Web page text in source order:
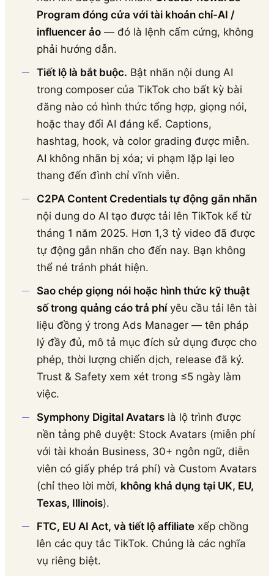
Program đóng cửa với tài khoản chỉ-AI /
influencer ảo — đó là lệnh cấm cứng, không
phải hướng dẫn.
Tiết lộ là bắt buộc. Bật nhãn nội dung AI
trong composer của TikTok cho bất kỳ bài
đăng nào có hình thức tổng hợp, giọng nói,
hoặc thay đổi AI đáng kể. Captions,
hashtag, hook, và color grading được miễn.
AI không nhãn bị xóa; vi phạm lặp lại leo
thang đến đình chỉ vĩnh viễn.
C2PA Content Credentials tự động gắn nhãn
nội dung do AI tạo được tải lên TikTok kể từ
tháng 1 năm 2025. Hơn 1,3 tỷ video đã được
tự động gắn nhãn cho đến nay. Bạn không
thể né tránh phát hiện.
Sao chép giọng nói hoặc hình thức kỹ thuật
số trong quảng cáo trả phíyêu cầu tải lên tài
liệu đồng ý trong Ads Manager — tên pháp
lý đầy đủ, mô tả mục đích sử dụng được cho
phép, thời lượng chiến dịch, release đã ký.
Trust & Safety xem xét trong ≤5 ngày làm
việc.
Symphony Digital Avatars là lộ trình được
nền tảng phê duyệt: Stock Avatars (miễn phí
với tài khoản Business, 30+ ngôn ngữ, diễn
viên có giấy phép trả phí) và Custom Avatars
(chỉ theo lời mời, không khả dụng tại UK, EU,
Texas, Illinois).
FTC, EU AI Act, và tiết lộ affiliate xếp chồng
lên các quy tắc TikTok. Chúng là các nghĩa
vụ riêng biệt.